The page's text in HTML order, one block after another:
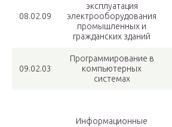
08.02.09
эксплуатация
электрооборудования
промышленных и
гражданских зданий
09.02.03
Программирование в
компьютерных
системах
Информационные